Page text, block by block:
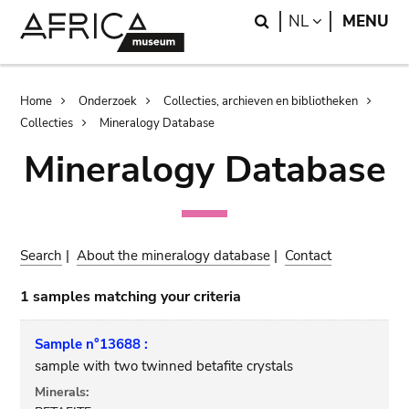
Search
NL LANGUAGE
MENU
Breadcrumb
Home Onderzoek
Collecties, archieven en bibliotheken
Collecties
Mineralogy Database
Mineralogy Database
Search |About the mineralogy database | Contact
1 samples matching your criteria
Sample n°13688 :
sample with two twinned betafite crystals
Minerals: